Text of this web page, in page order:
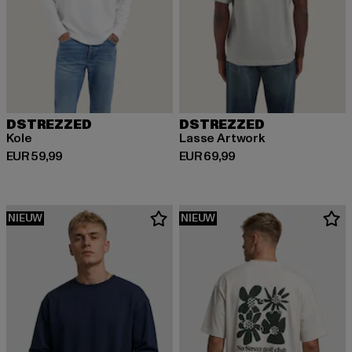
DSTREZZED
Kole
EUR 59,99
Huidige prijs: EUR 59,99
DSTREZZED
Lasse Artwork
EUR 69,99
Huidige prijs: EUR 69,99
NIEUW NIEUW